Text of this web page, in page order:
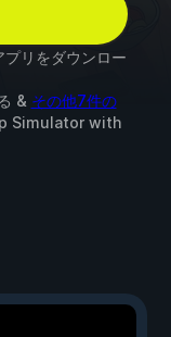
リをダウンロー
& その他7件の
Simulatorwith